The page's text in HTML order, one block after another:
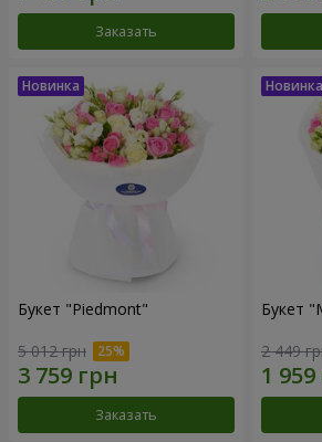
Заказать
Букет "Piedmont"
5 012 грн
Заказать
Букет
2 449